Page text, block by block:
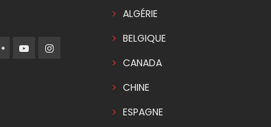
ALGÉRIE
BELGIQUE
CANADA
CHINE
ESPAGNE